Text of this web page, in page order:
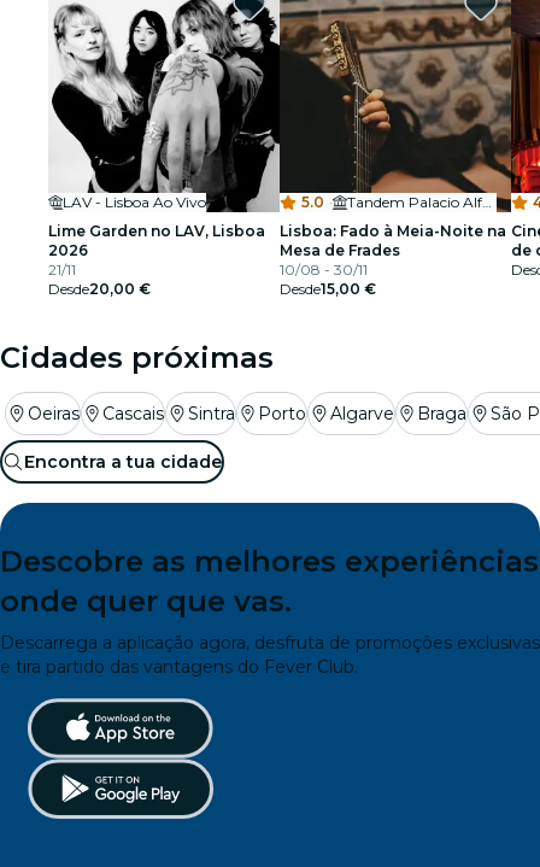
LAV - Lisboa Ao Vivo
Lime Garden no LAV, Lisboa
2026
21/11
Desde20,00 €
5.0 ·
Tandem Palacio Alfama
Lisboa: Fado à Meia-Noite na
Mesa de Frades
10/08 - 30/11
Desde15,00 €
de
Cidades próximas
Oeiras Cascais Sintra Porto Algarve Braga São
Encontra a tua cidade
Descobre as melhores experiências
onde quer que vas.
Descarrega a aplicação agora, desfruta de promoções exclusivas
e tira partido das vantagens do Fever Club.